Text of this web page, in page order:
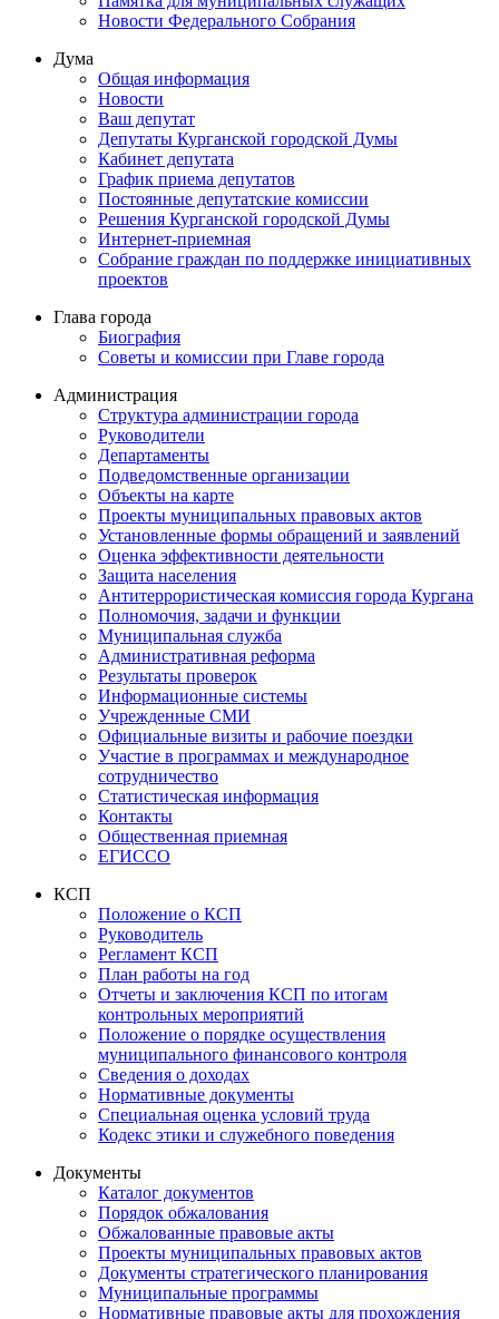
Новости Федерального Cобрания
Дума
Общая информация
Новости
Ваш депутат
Депутаты Курганской городской Думы
Кабинет депутата
График приема депутатов
Постоянные депутатские комиссии
Решения Курганской городской Думы
Интернет-приемная
Собрание граждан по поддержке инициативных
проектов
Глава города
Биография
Советы и комиссии при Главе города
Администрация
Структура администрации города
Руководители
Департаменты
Подведомственные организации
Объекты на карте
Проекты муниципальных правовых актов
Установленные формы обращений и заявлений
Оценка эффективности деятельности
Защита населения
Антитеррористическая комиссия города Кургана
Полномочия, задачи и функции
Муниципальная служба
Административная реформа
Результаты проверок
Информационные системы
Учрежденные СМИ
Официальные визиты и рабочие поездки
Участие в программах и международное
сотрудничество
Статистическая информация
Контакты
Общественная приемная
ЕГИССО
КСП
Положение о КСП
Руководитель
Регламент КСП
План работы на год
Отчеты и заключения КСП по итогам
контрольных мероприятий
Положение о порядке осуществления
муниципального финансового контроля
Сведения о доходах
Нормативные документы
Специальная оценка условий труда
Кодекс этики и служебного поведения
Документы
Каталог документов
Порядок обжалования
Обжалованные правовые акты
Проекты муниципальных правовых актов
Документы стратегического планирования
Муниципальные программы
Нормативные правовые акты для прохождения